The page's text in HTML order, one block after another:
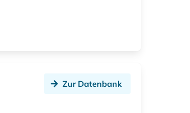
Zur Datenbank